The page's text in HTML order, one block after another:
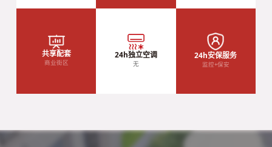
共享配套
商业街区
24h独立空调
无
24h安保服务
监控+保安